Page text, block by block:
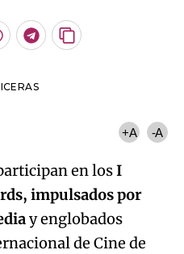
Telegram
Copiar
+A -A
en losI
impulsados por
y englobados
de Cine de